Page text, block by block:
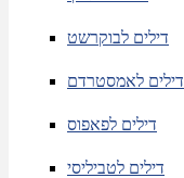
דילים לבוקרשט
דילים לאמסטרדם
דילים לפאפוס
דילים לטביליסי